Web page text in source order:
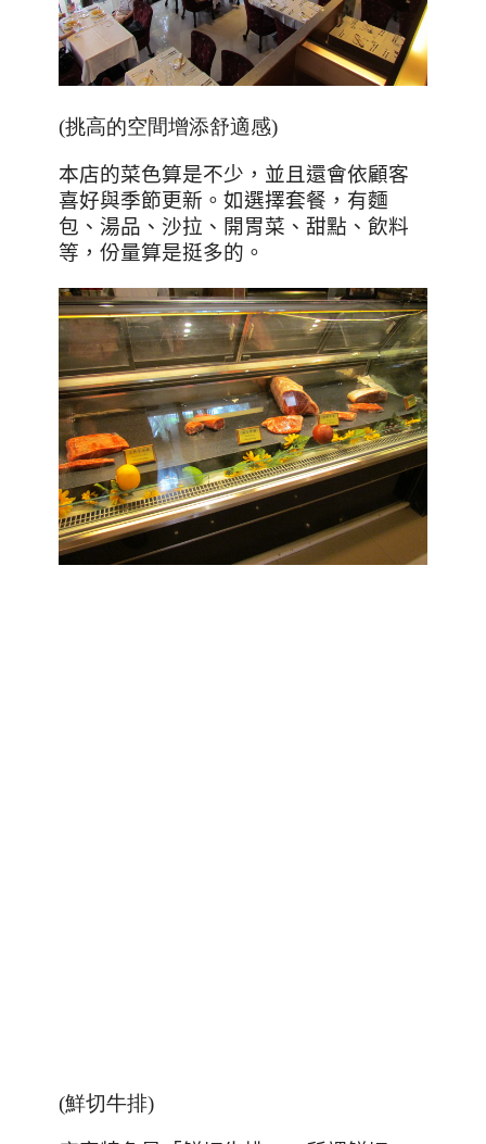
(挑高的空間增添舒適感)
本店的菜色算是不少，並且還會依顧客
喜好與季節更新。如選擇套餐，有麵
包、湯品、沙拉、開胃菜、甜點、飲料
等，份量算是挺多的。
(鮮切牛排)